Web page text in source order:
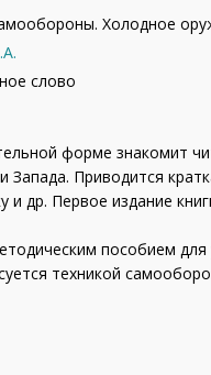
Холодное
слово
форме знакомит
Приводится
и др. Первое издание
пособием
техникой